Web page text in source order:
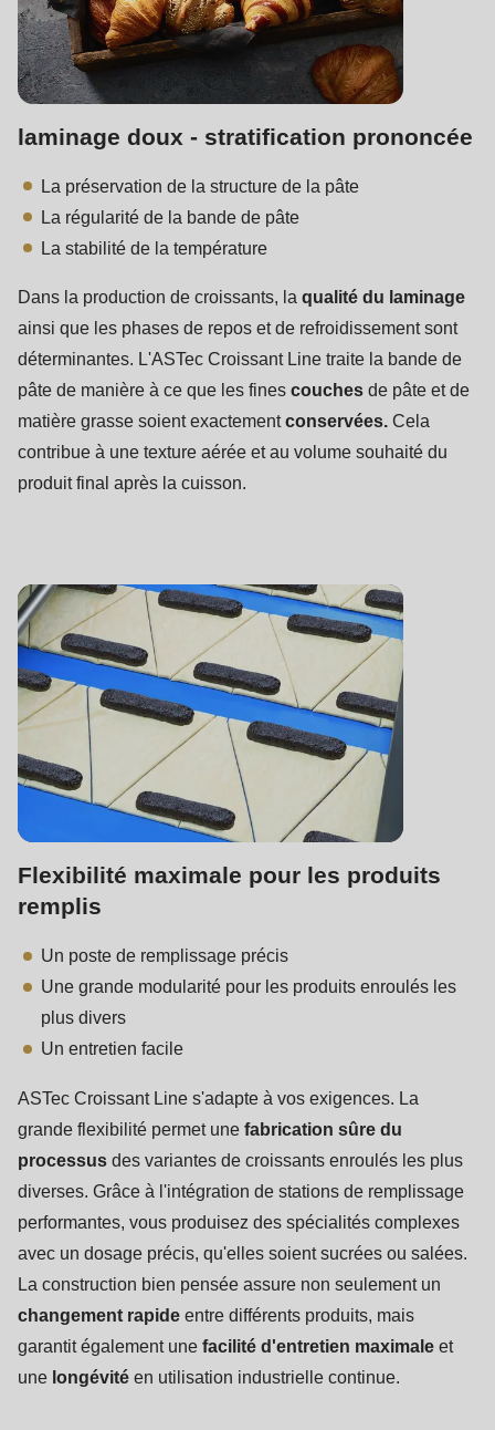
laminage doux - stratification prononcée
La préservation de la structure de la pâte
La régularité de la bande de pâte
La stabilité de la température
Dans la production de croissants, la qualité du laminage
ainsi que les phases de repos et de refroidissement sont
déterminantes. L'ASTec Croissant Line traite la bande de
pâte de manière à ce que les fines couches de pâte et de
matière grasse soient exactementconservées. Cela
contribue à une texture aérée et au volume souhaité du
produit final après la cuisson.
Flexibilité maximale pour les produits
remplis
Un poste de remplissage précis
Une grande modularité pour les produits enroulés les
plus divers
Un entretien facile
ASTec Croissant Line s'adapte à vos exigences. La
grande flexibilité permet une fabrication sûre du
processus des variantes de croissants enroulés les plus
diverses. Grâce à l'intégration de stations de remplissage
performantes, vous produisez des spécialités complexes
avec un dosage précis, qu'elles soient sucrées ou salées.
La construction bien pensée assure non seulement un
changement rapide entre différents produits, mais
garantit également une facilité d'entretien maximale et
une longévité en utilisation industrielle continue.